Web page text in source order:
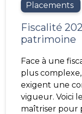
Placements
Fiscalité
patrimoine
Face à une
plus
exigent une
vigueur. Voici
maîtriser pour